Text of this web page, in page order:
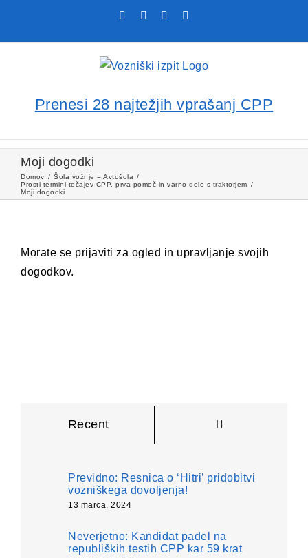
FacebookYouTube
Rss
Prenesi 28 najtežjih vprašanj CPP
Moji dogodki
Domov
Šola vožnje = Avtošola
Prosti termini tečajev CPP, prva pomoč in varno delo s traktorjem
Moji dogodki
Morate se prijaviti za ogled in upravljanje svojih
dogodkov.
Recent
Previdno: Resnica o ‘Hitri’ pridobitvi
vozniškega dovoljenja!
13 marca, 2024
Neverjetno: Kandidat padel na
republiških testih CPP kar 59 krat